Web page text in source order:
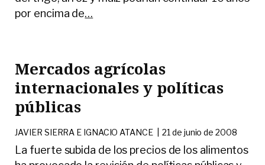
por encima de…
Mercados agrícolas
internacionales y políticas
públicas
JAVIER SIERRA E IGNACIO ATANCE |21 de junio de 2008
La fuerte subida de los precios de los alimentos